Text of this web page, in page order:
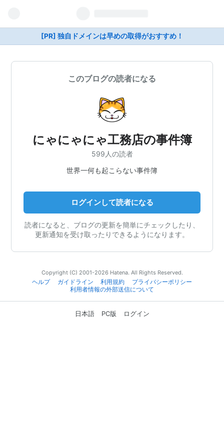
[PR] 独自ドメインは早めの取得がおすすめ！
このブログの読者になる
にゃにゃにゃ工務店の事件簿
599人の読者
世界一何も起こらない事件簿
ログインして読者になる
読者になると、ブログの更新を簡単にチェックしたり、
更新通知を受け取ったりできるようになります。
Copyright (C) 2001-2026 Hatena. All Rights Reserved.
ヘルプ
ガイドライン 利用規約
プライバシーポリシー
利用者情報の外部送信について
日本語 PC版 ログイン